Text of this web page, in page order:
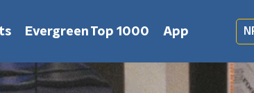
Evergreen Top 1000 App